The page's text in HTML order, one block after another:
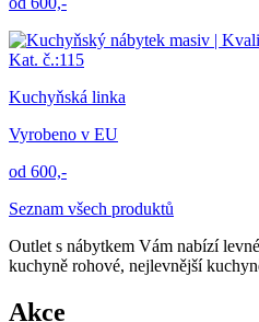
Kat. č.:115
Kuchyňská linka
Vyrobeno v EU
od 600,-
Seznam všech produktů
Outlet s nábytkem Vám nabízí
kuchyně rohové, nejlevnější
Akce